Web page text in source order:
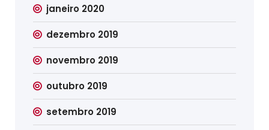
janeiro 2020
dezembro 2019
novembro 2019
outubro 2019
setembro 2019